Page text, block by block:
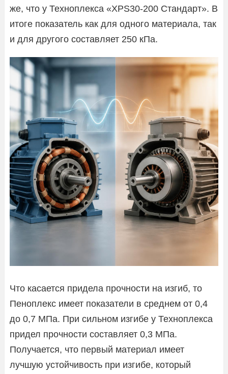
же, что у Техноплекса «XPS30-200 Стандарт». В
итоге показатель как для одного материала, так
и для другого составляет 250 кПа.
Что касается придела прочности на изгиб, то
Пеноплекс имеет показатели в среднем от 0,4
до 0,7 МПа. При сильном изгибе у Техноплекса
придел прочности составляет 0,3 МПа.
Получается, что первый материал имеет
лучшую устойчивость при изгибе, который